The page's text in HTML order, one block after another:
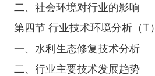
二、社会环境对行业的影响
第四节 行业技术环境分析（T）
一、水利生态修复技术分析
二、行业主要技术发展趋势